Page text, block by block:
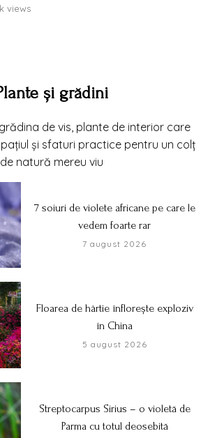
views
și grădini
de vis, plante de interior care
și sfaturi practice pentru un colț
de natură mereu viu
7 soiuri de violete africane pe care le
vedem foarte rar
7 august 2026
Floarea de hârtie înflorește exploziv
în China
5 august 2026
Streptocarpus Sirius – o violetă de
Parma cu totul deosebită